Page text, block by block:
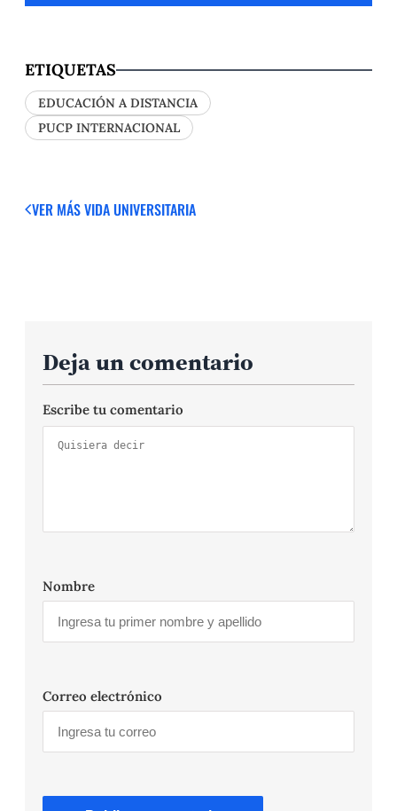
ETIQUETAS
EDUCACIÓN A DISTANCIA
PUCP INTERNACIONAL
VER MÁSVIDA UNIVERSITARIA
Deja un comentario
Escribe tu comentario
Nombre
Correo electrónico